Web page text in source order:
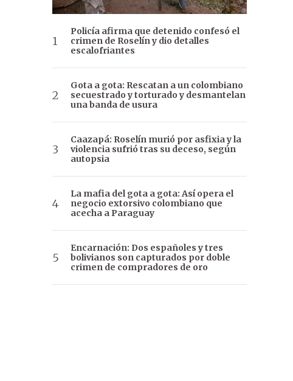
Policía afirma que detenido confesó el
crimen de Roselín y dio detalles
escalofriantes
Gota a gota: Rescatan a un colombiano
secuestrado y torturado y desmantelan
una banda de usura
Caazapá: Roselín murió por asfixia y la
violencia sufrió tras su deceso, según
autopsia
La mafia del gota a gota: Así opera el
negocio extorsivo colombiano que
acecha a Paraguay
Encarnación: Dos españoles y tres
bolivianos son capturados por doble
crimen de compradores de oro